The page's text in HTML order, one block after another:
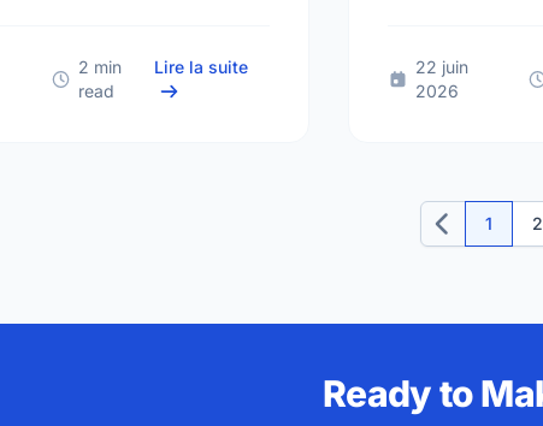
2 min
read
Lire la suitesur The True Heart of Canada Day:
22 juin
2026
Précédent
1 2
Ready to